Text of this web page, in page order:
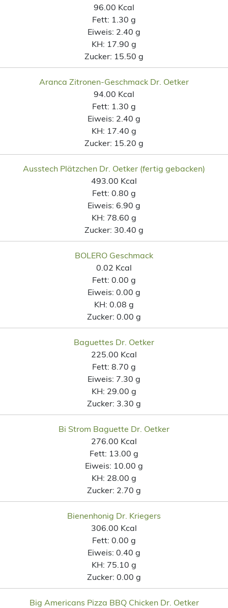
96.00 Kcal
Fett: 1.30 g
Eiweis: 2.40 g
KH: 17.90 g
Zucker: 15.50 g
Aranca Zitronen-Geschmack Dr. Oetker
94.00 Kcal
Fett: 1.30 g
Eiweis: 2.40 g
KH: 17.40 g
Zucker: 15.20 g
Ausstech Plätzchen Dr. Oetker (fertig gebacken)
493.00 Kcal
Fett: 0.80 g
Eiweis: 6.90 g
KH: 78.60 g
Zucker: 30.40 g
BOLERO Geschmack
0.02 Kcal
Fett: 0.00 g
Eiweis: 0.00 g
KH: 0.08 g
Zucker: 0.00 g
Baguettes Dr. Oetker
225.00 Kcal
Fett: 8.70 g
Eiweis: 7.30 g
KH: 29.00 g
Zucker: 3.30 g
Bi Strom Baguette Dr. Oetker
276.00 Kcal
Fett: 13.00 g
Eiweis: 10.00 g
KH: 28.00 g
Zucker: 2.70 g
Bienenhonig Dr. Kriegers
306.00 Kcal
Fett: 0.00 g
Eiweis: 0.40 g
KH: 75.10 g
Zucker: 0.00 g
Big Americans Pizza BBQ Chicken Dr. Oetker